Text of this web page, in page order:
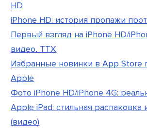
HD
iPhone HD: история пропажи
Первый взгляд на iPhone HD/
видео, ТТХ
Избранные новинки в App Store
Apple
Фото iPhone HD/iPhone 4G:
Apple iPad: стильная распаковка
(видео)